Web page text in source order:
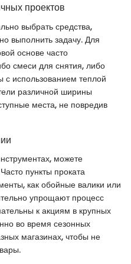
проектов
выбрать средства,
выполнить задачу. Для
основе часто
смеси для снятия, либо
использованием теплой
различной ширины
места, не повредив
можете
пункты проката
как обойные валики или
упрощают процесс
к акциям в крупных
во время сезонных
магазинах, чтобы не